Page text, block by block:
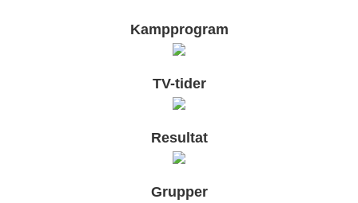
Kampprogram
TV-tider
Resultat
Grupper